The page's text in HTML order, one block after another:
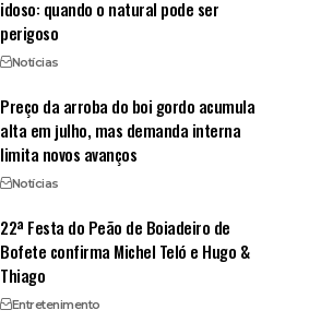
idoso: quando o natural pode ser
perigoso
Notícias
Preço da arroba do boi gordo acumula
alta em julho, mas demanda interna
limita novos avanços
Notícias
22ª Festa do Peão de Boiadeiro de
Bofete confirma Michel Teló e Hugo &
Thiago
Entretenimento